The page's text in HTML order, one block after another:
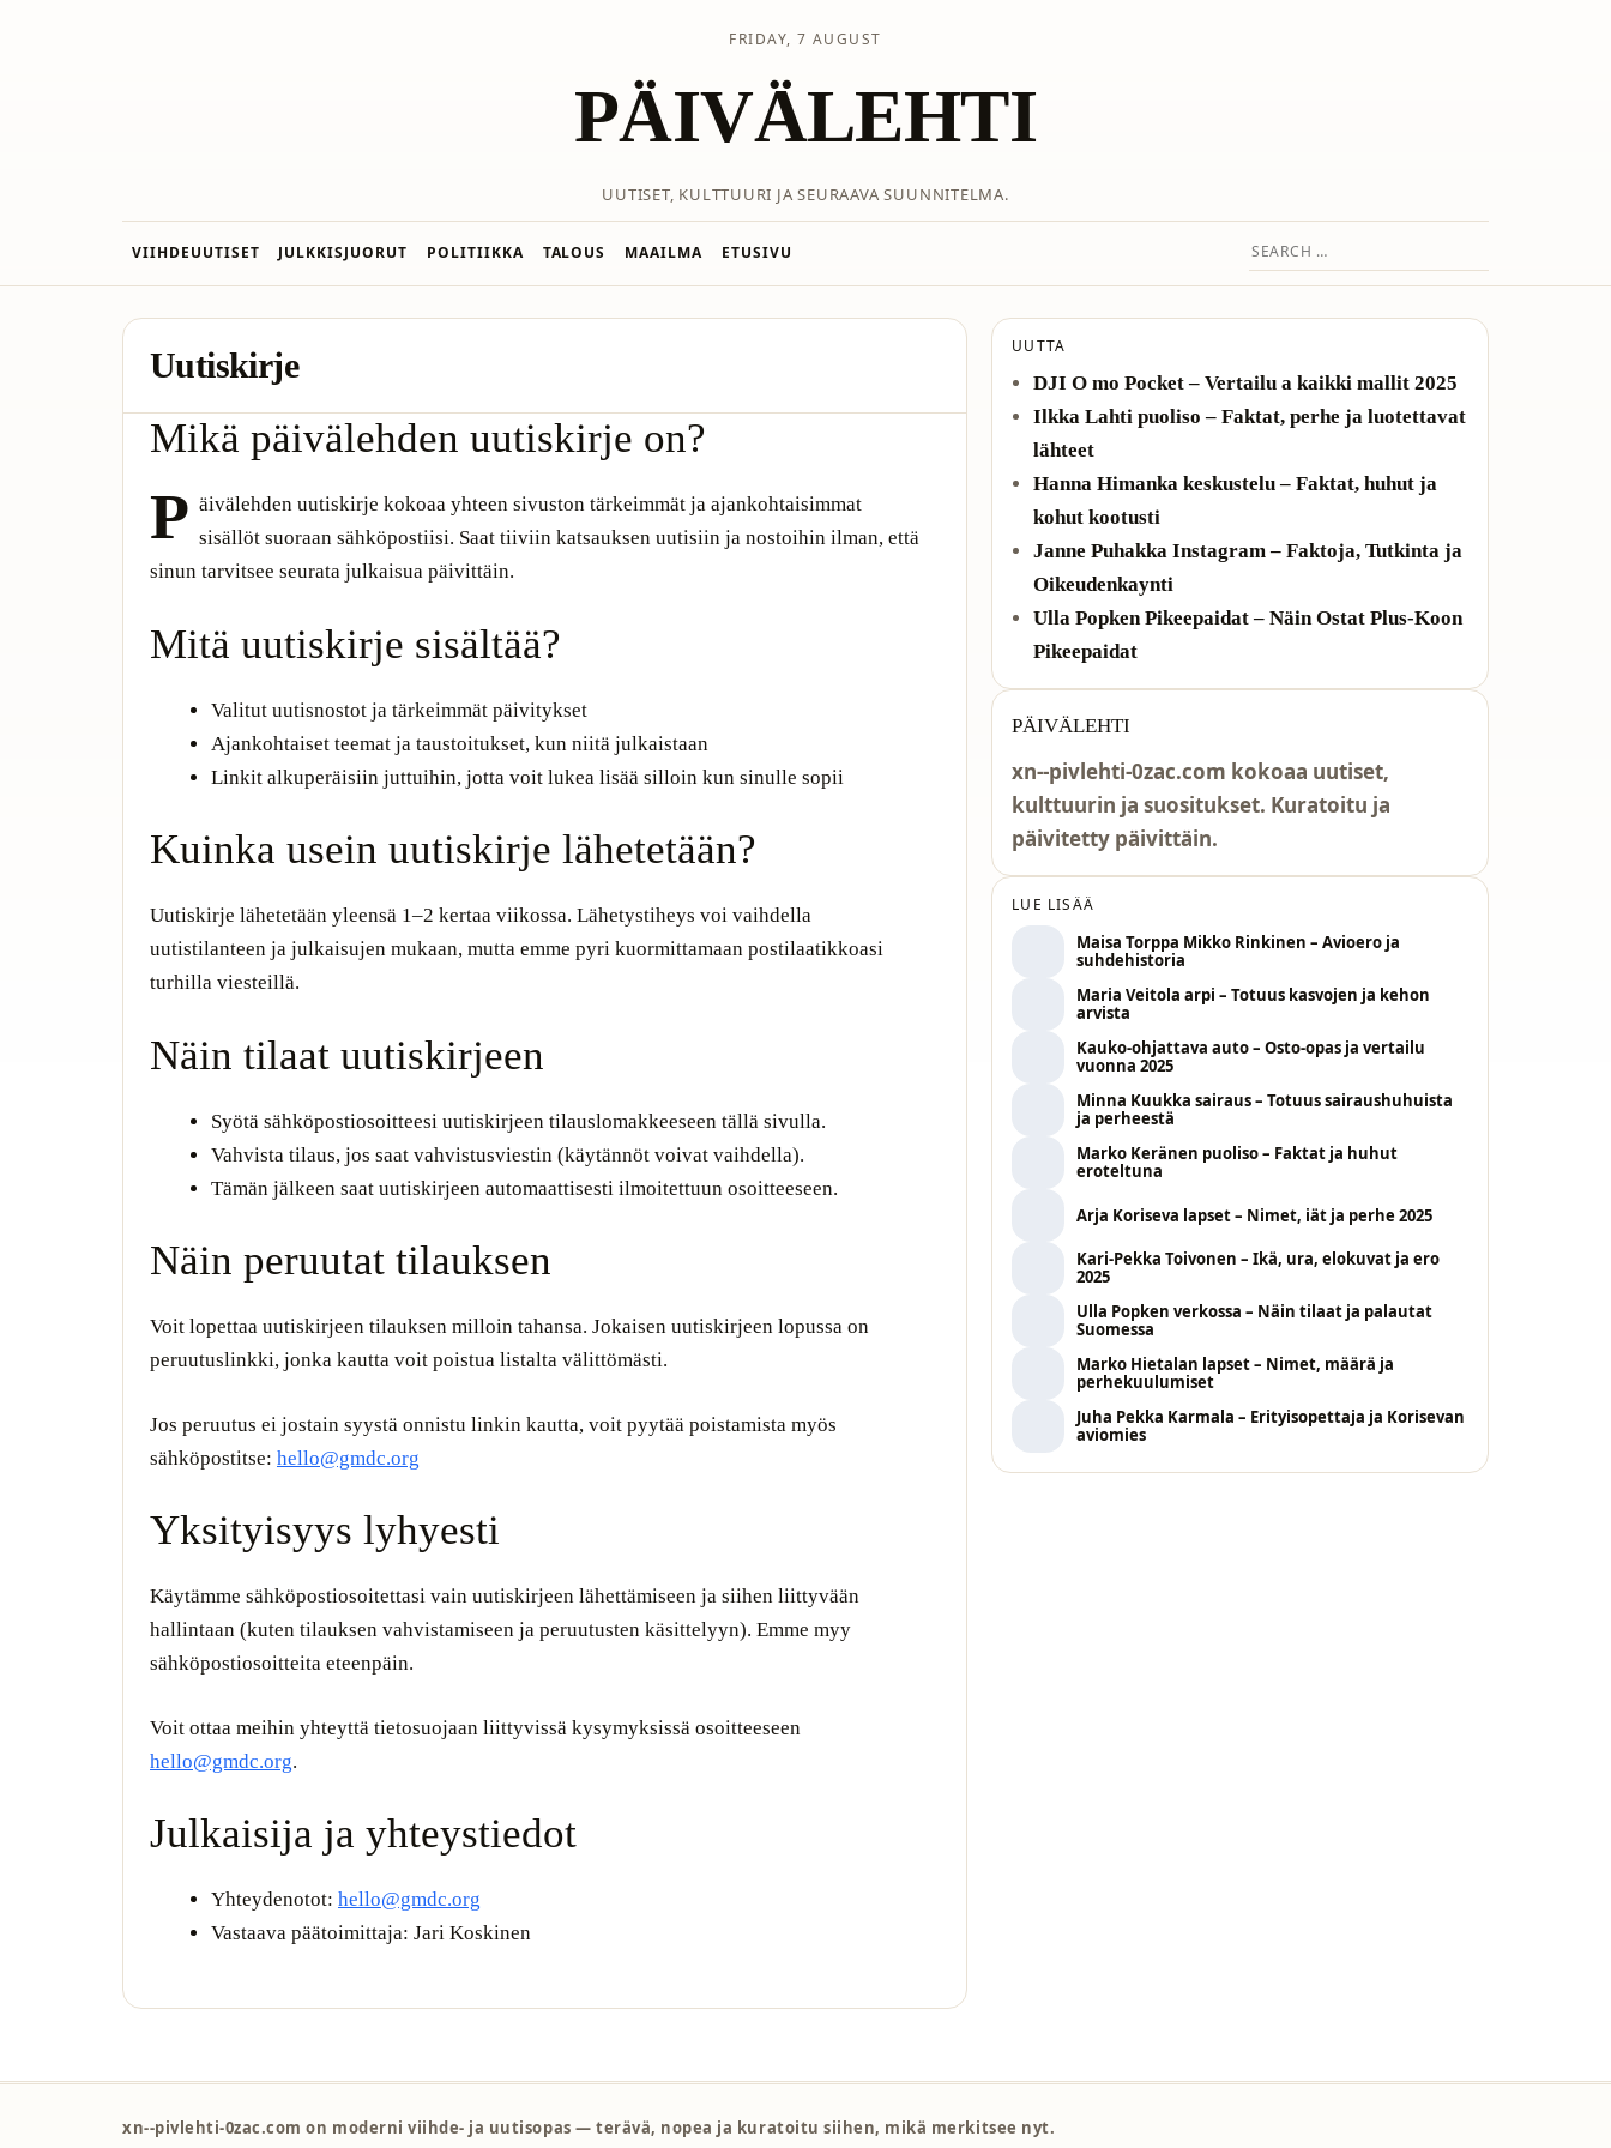
FRIDAY, 7 AUGUST
PÄIVÄLEHTI
UUTISET, KULTTUURI JA SEURAAVA SUUNNITELMA.
VIIHDEUUTISET JULKKISJUORUT POLITIIKKA TALOUS MAAILMA ETUSIVU
Search
for:
Uutiskirje
Mikä päivälehden uutiskirje on?
P äivälehden uutiskirje kokoaa yhteen sivuston tärkeimmät ja ajankohtaisimmat
sisällöt suoraan sähköpostiisi. Saat tiiviin katsauksen uutisiin ja nostoihin ilman, että
sinun tarvitsee seurata julkaisua päivittäin.
Mitä uutiskirje sisältää?
Valitut uutisnostot ja tärkeimmät päivitykset
Ajankohtaiset teemat ja taustoitukset, kun niitä julkaistaan
Linkit alkuperäisiin juttuihin, jotta voit lukea lisää silloin kun sinulle sopii
Kuinka usein uutiskirje lähetetään?
Uutiskirje lähetetään yleensä 1–2 kertaa viikossa. Lähetystiheys voi vaihdella
uutistilanteen ja julkaisujen mukaan, mutta emme pyri kuormittamaan postilaatikkoasi
turhilla viesteillä.
Näin tilaat uutiskirjeen
Syötä sähköpostiosoitteesi uutiskirjeen tilauslomakkeeseen tällä sivulla.
Vahvista tilaus, jos saat vahvistusviestin (käytännöt voivat vaihdella).
Tämän jälkeen saat uutiskirjeen automaattisesti ilmoitettuun osoitteeseen.
Näin peruutat tilauksen
Voit lopettaa uutiskirjeen tilauksen milloin tahansa. Jokaisen uutiskirjeen lopussa on
peruutuslinkki, jonka kautta voit poistua listalta välittömästi.
Jos peruutus ei jostain syystä onnistu linkin kautta, voit pyytää poistamista myös
sähköpostitse: hello@gmdc.org
Yksityisyys lyhyesti
Käytämme sähköpostiosoitettasi vain uutiskirjeen lähettämiseen ja siihen liittyvään
hallintaan (kuten tilauksen vahvistamiseen ja peruutusten käsittelyyn). Emme myy
sähköpostiosoitteita eteenpäin.
Voit ottaa meihin yhteyttä tietosuojaan liittyvissä kysymyksissä osoitteeseen
hello@gmdc.org.
Julkaisija ja yhteystiedot
Yhteydenotot: hello@gmdc.org
Vastaava päätoimittaja: Jari Koskinen
UUTTA
DJI O mo Pocket – Vertailu a kaikki mallit 2025
Ilkka Lahti puoliso – Faktat, perhe ja luotettavat
lähteet
Hanna Himanka keskustelu – Faktat, huhut ja
kohut kootusti
Janne Puhakka Instagram – Faktoja, Tutkinta ja
Oikeudenkaynti
Ulla Popken Pikeepaidat – Näin Ostat Plus-Koon
Pikeepaidat
PÄIVÄLEHTI
xn--pivlehti-0zac.com kokoaa uutiset,
kulttuurin ja suositukset. Kuratoitu ja
päivitetty päivittäin.
LUE LISÄÄ
Maisa Torppa Mikko Rinkinen – Avioero ja
suhdehistoria
Maria Veitola arpi – Totuus kasvojen ja kehon
arvista
Kauko-ohjattava auto – Osto-opas ja vertailu
vuonna 2025
Minna Kuukka sairaus – Totuus sairaushuhuista
ja perheestä
Marko Keränen puoliso – Faktat ja huhut
eroteltuna
Arja Koriseva lapset – Nimet, iät ja perhe 2025
Kari-Pekka Toivonen – Ikä, ura, elokuvat ja ero
2025
Ulla Popken verkossa – Näin tilaat ja palautat
Suomessa
Marko Hietalan lapset – Nimet, määrä ja
perhekuulumiset
Juha Pekka Karmala – Erityisopettaja ja Korisevan
aviomies
xn--pivlehti-0zac.com on moderni viihde- ja uutisopas — terävä, nopea ja kuratoitu siihen, mikä merkitsee nyt.